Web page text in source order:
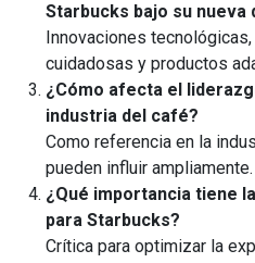
Starbucks bajo su nueva
Innovaciones
cuidadosas y productos
¿Cómo afecta el
industria del café?
Como referencia en la
pueden influir ampliamente.
¿Qué importancia tiene
para Starbucks?
Crítica para optimizar la